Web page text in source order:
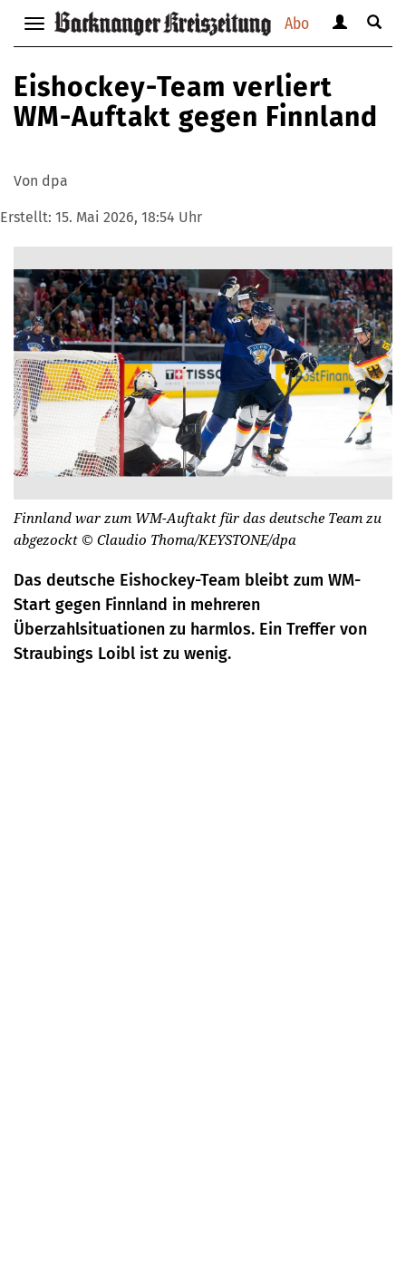
Abo
Navigation
anzeigen
bzw.
verbergen
anzeigen
Suche
Eishockey-Team verliert
WM-Auftakt gegen Finnland
Von dpa
Erstellt: 15. Mai 2026, 18:54 Uhr
Finnland war zum WM-Auftakt für das deutsche Team zu
abgezockt © Claudio Thoma/KEYSTONE/dpa
Das deutsche Eishockey-Team bleibt zum WM-
Start gegen Finnland in mehreren
Überzahlsituationen zu harmlos. Ein Treffer von
Straubings Loibl ist zu wenig.